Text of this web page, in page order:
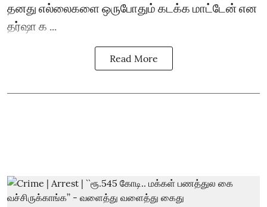
தனது எல்லைகளை ஒருபோதும் கடக்க மாட்டேன் என
தர்ஷா க ...
Read More